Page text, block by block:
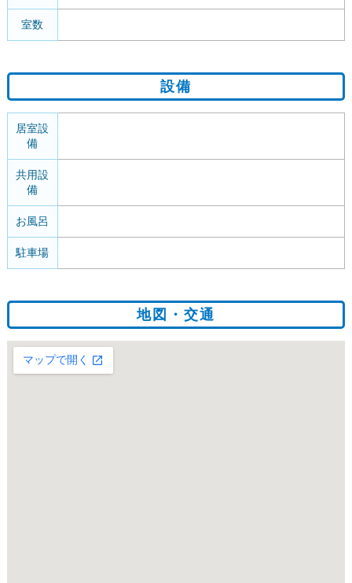
室数
設備
居室設
備
共用設
備
お風呂
駐車場
地図・交通